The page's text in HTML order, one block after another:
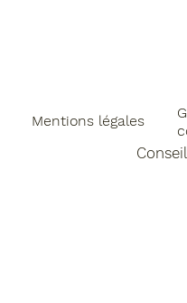
Mentions légales